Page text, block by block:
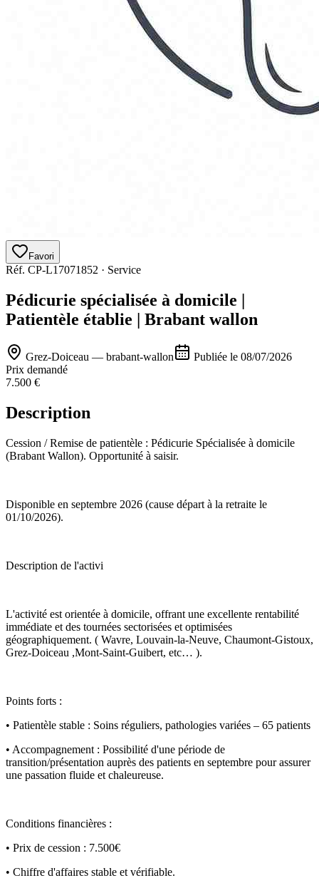
Favori
Réf. CP-L17071852 · Service
Pédicurie spécialisée à domicile |
Patientèle établie | Brabant wallon
Grez-Doiceau — brabant-wallon Publiée le 08/07/2026
Prix demandé
7.500 €
Description
Cession / Remise de patientèle : Pédicurie Spécialisée à domicile
(Brabant Wallon). Opportunité à saisir.
Disponible en septembre 2026 (cause départ à la retraite le
01/10/2026).
Description de l'activi
L'activité est orientée à domicile, offrant une excellente rentabilité
immédiate et des tournées sectorisées et optimisées
géographiquement. ( Wavre, Louvain-la-Neuve, Chaumont-Gistoux,
Grez-Doiceau ,Mont-Saint-Guibert, etc… ).
Points forts :
• Patientèle stable : Soins réguliers, pathologies variées – 65 patients
• Accompagnement : Possibilité d'une période de
transition/présentation auprès des patients en septembre pour assurer
une passation fluide et chaleureuse.
Conditions financières :
• Prix de cession : 7.500€
• Chiffre d'affaires stable et vérifiable.